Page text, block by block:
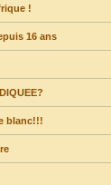
!
16 ans
blanc!!!